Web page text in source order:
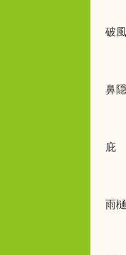
破
鼻
庇
雨